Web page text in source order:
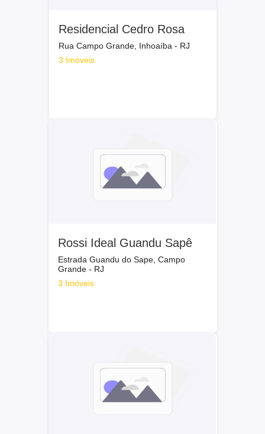
Residencial Cedro Rosa
Rua Campo Grande, Inhoaíba - RJ
3 Imóveis
Rossi Ideal Guandu Sapê
Estrada Guandu do Sape, Campo
Grande - RJ
3 Imóveis